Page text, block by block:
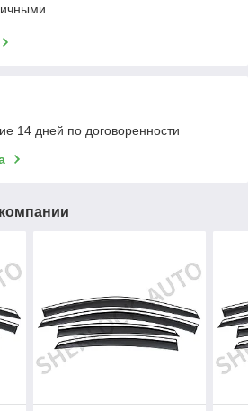
14 дней по договоренности